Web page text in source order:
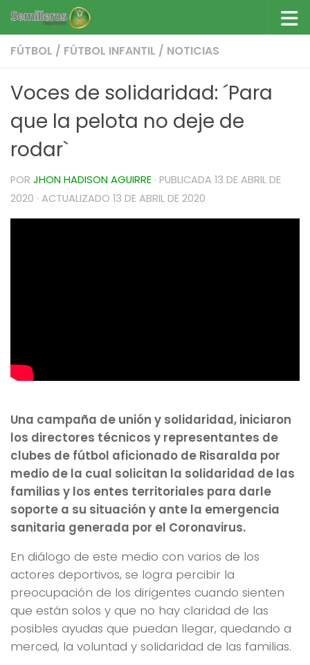
Saltar al contenido
FÚTBOL / FÚTBOL INFANTIL / NOTICIAS
Voces de solidaridad: ´Para
que la pelota no deje de
rodar`
POR JHON HADISON AGUIRRE · PUBLICADA 13 DE ABRIL DE
2020 · ACTUALIZADO 13 DE ABRIL DE 2020
Una campaña de unión y solidaridad, iniciaron
los directores técnicos y representantes de
clubes de fútbol aficionado de Risaralda por
medio de la cual solicitan la solidaridad de las
familias y los entes territoriales para darle
soporte a su situación y ante la emergencia
sanitaria generada por el Coronavirus.
En diálogo de este medio con varios de los
actores deportivos, se logra percibir la
preocupación de los dirigentes cuando sienten
que están solos y que no hay claridad de las
posibles ayudas que puedan llegar, quedando a
merced, la voluntad y solidaridad de las familias.